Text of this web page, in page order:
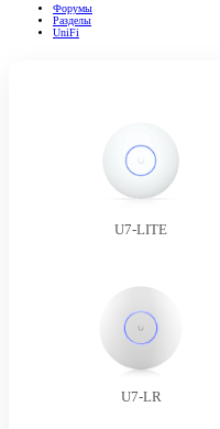
Форумы
Разделы
UniFi
U7-LITE
U7-LR